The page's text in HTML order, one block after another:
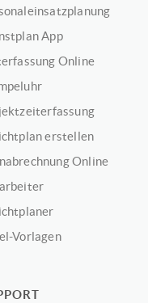
App
Online
erstellen
Online
Vorlagen